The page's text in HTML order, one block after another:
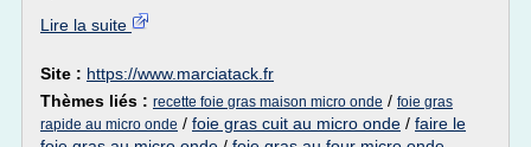
Lire la suite
Site : https://www.marciatack.fr
Thèmes liés : recette foie gras maison micro onde / foie gras
rapide au micro onde / foie gras cuit au micro onde / faire le